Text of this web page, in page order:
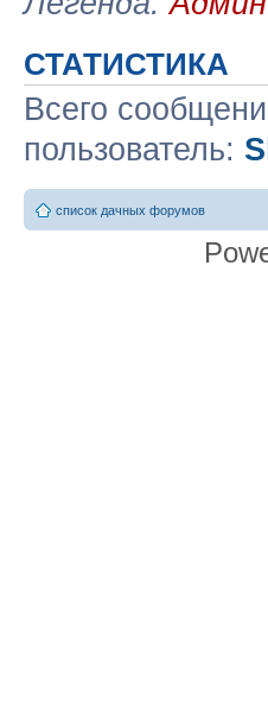
СТАТИСТИКА
Всего
пользователь:
список дачных форумов